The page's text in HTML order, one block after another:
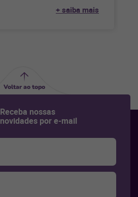
+ saiba mais
Voltar ao topo
Receba nossas
novidades por e-mail